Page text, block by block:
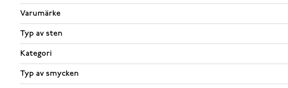
Varumärke
Typ av sten
Kategori
Typ av smycken